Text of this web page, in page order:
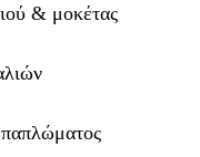
& μοκέτας